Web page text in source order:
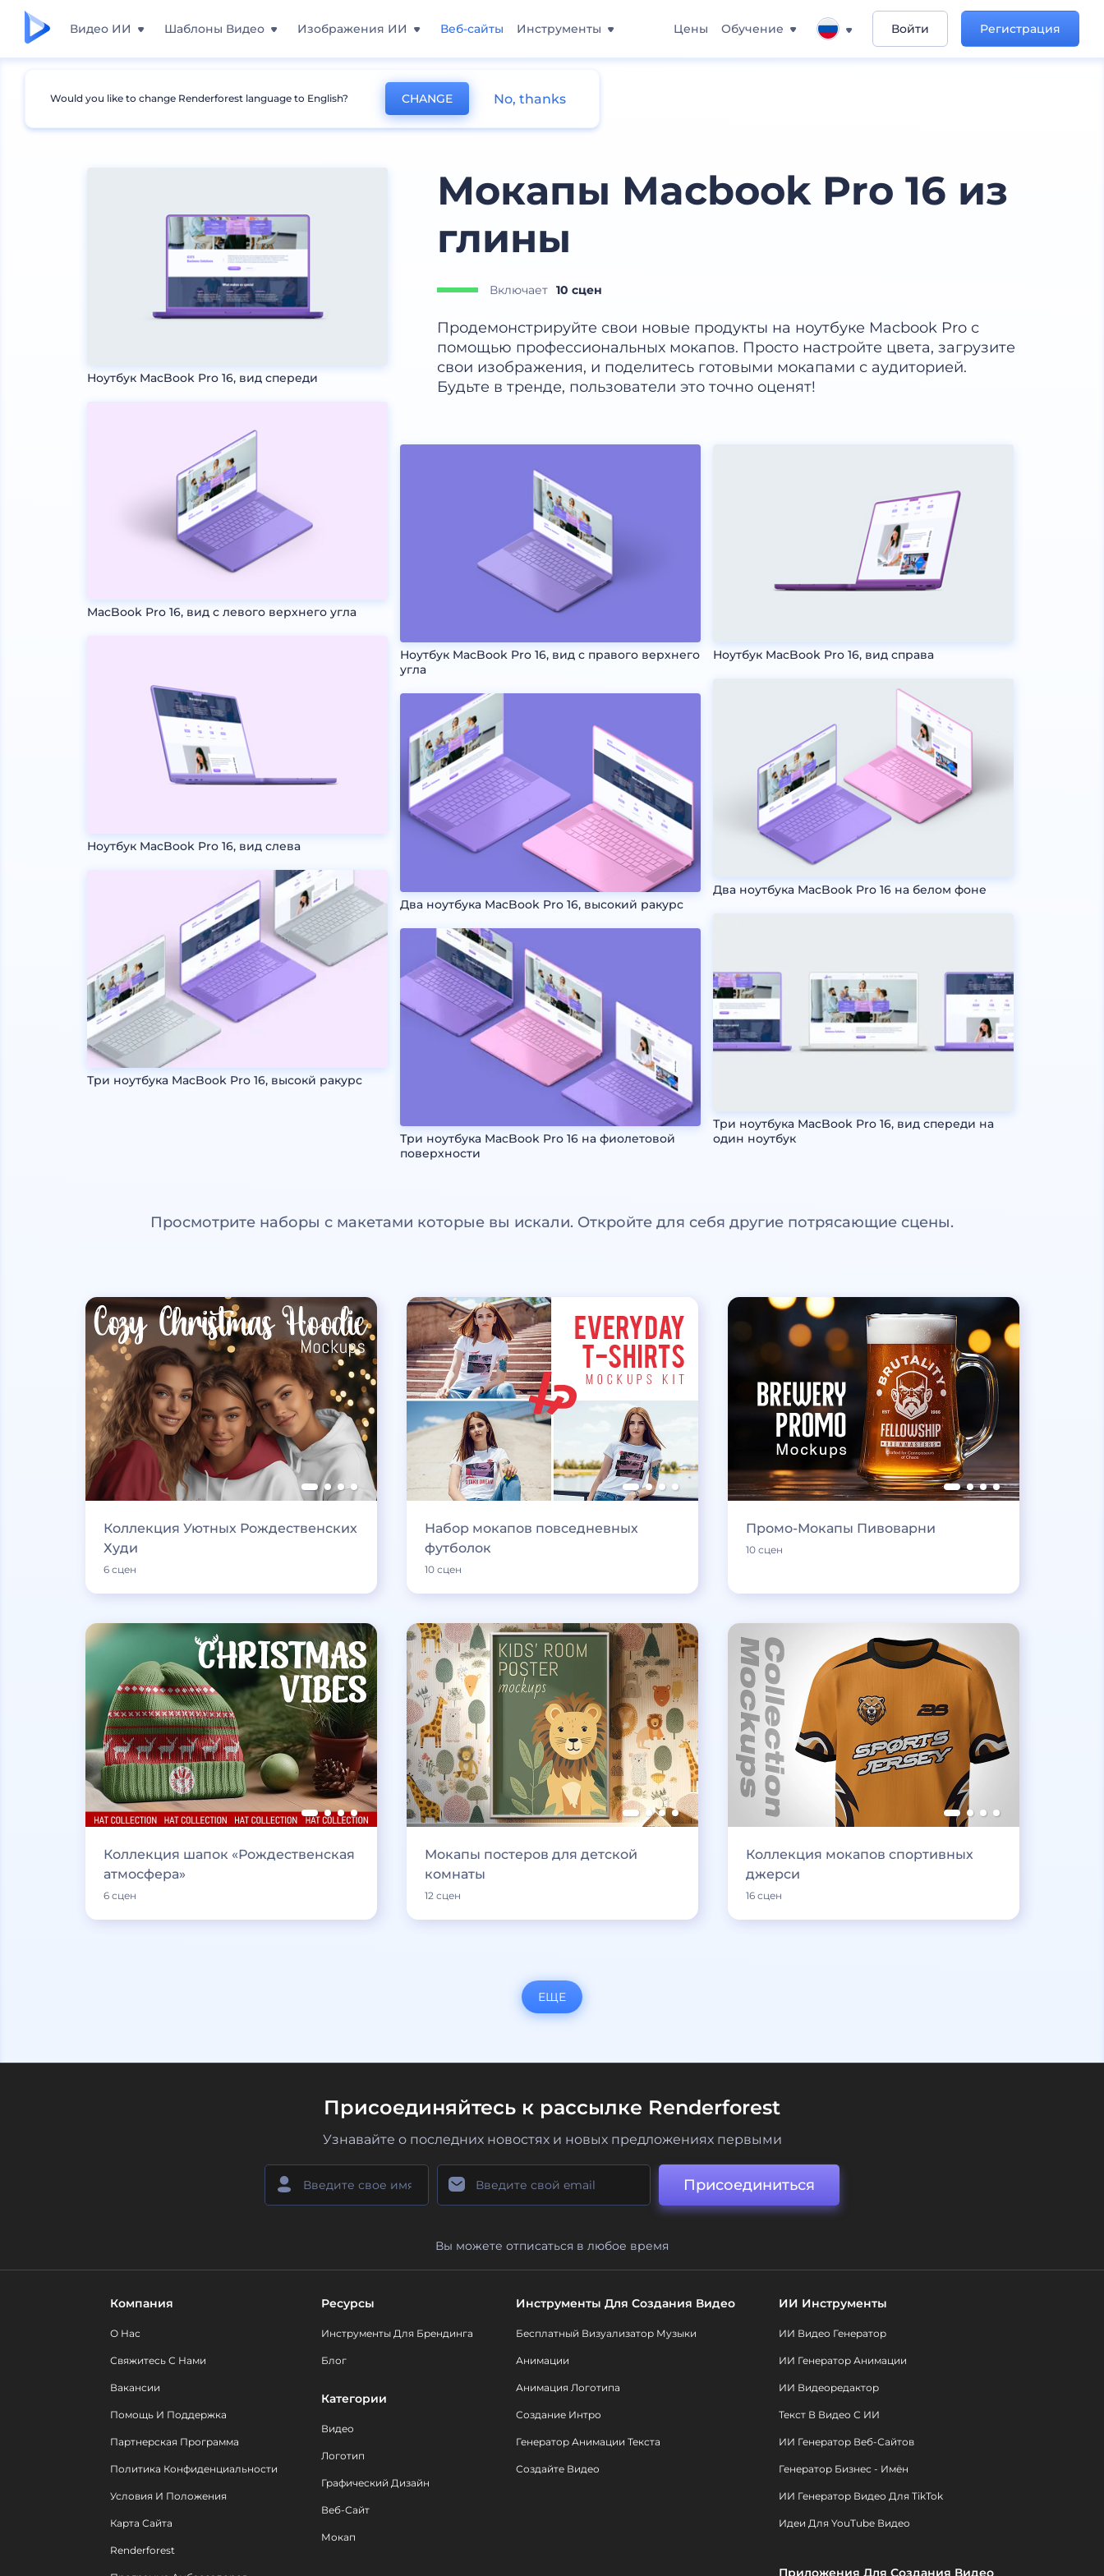
Видео ИИ Шаблоны Видео Изображения ИИ Веб-сайты Инструменты Цены Обучение Войти Регистрация
Мокапы Устройства Мокапы ноутбуков
Ноутбук MacBook Pro 16, вид спереди
MacBook Pro 16, вид с левого верхнего угла
Ноутбук MacBook Pro 16, вид слева
Три ноутбука MacBook Pro 16, высокй ракурс
Мокапы Macbook Pro 16 из
глины
Включает 10 сцен
Продемонстрируйте свои новые продукты на ноутбуке Macbook Pro с
помощью профессиональных мокапов. Просто настройте цвета, загрузите
свои изображения, и поделитесь готовыми мокапами с аудиторией.
Будьте в тренде, пользователи это точно оценят!
Ноутбук MacBook Pro 16, вид с правого верхнего
угла
Два ноутбука MacBook Pro 16, высокий ракурс
Три ноутбука MacBook Pro 16 на фиолетовой
поверхности
Ноутбук MacBook Pro 16, вид справа
Два ноутбука MacBook Pro 16 на белом фоне
Три ноутбука MacBook Pro 16, вид спереди на
один ноутбук
Просмотрите наборы с макетами которые вы искали. Откройте для себя другие потрясающие сцены.
Коллекция Уютных Рождественских
Худи
6 сцен
Набор мокапов повседневных
футболок
10 сцен
Промо-Мокапы Пивоварни
10 сцен
Коллекция шапок «Рождественская
атмосфера»
6 сцен
Мокапы постеров для детской
комнаты
12 сцен
Коллекция мокапов спортивных
джерси
16 сцен
ЕЩЕ
Присоединяйтесь к рассылке Renderforest
Узнавайте о последних новостях и новых предложениях первыми
Присоединиться
Вы можете отписаться в любое время
Компания
О Нас
Свяжитесь С Нами
Вакансии
Помощь И Поддержка
Партнерская Программа
Политика Конфиденциальности
Условия И Положения
Карта Сайта
Renderforest
Ресурсы
Инструменты Для Брендинга
Блог
Категории
Видео
Логотип
Графический Дизайн
Веб-Сайт
Мокап
Инструменты Для Создания Видео
Бесплатный Визуализатор Музыки
Анимации
Анимация Логотипа
Создание Интро
Генератор Анимации Текста
Создайте Видео
ИИ Инструменты
ИИ Видео Генератор
ИИ Генератор Анимации
ИИ Видеоредактор
Текст В Видео С ИИ
ИИ Генератор Веб-Сайтов
Генератор Бизнес - Имён
ИИ Генератор Видео Для TikTok
Идеи Для YouTube Видео
Приложения Для Создания Видео
Would you like to change Renderforest language to English? CHANGE No, thanks